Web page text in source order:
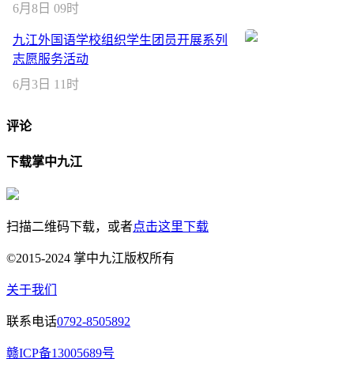
6月8日 09时
九江外国语学校组织学生团员开展系列
志愿服务活动
6月3日 11时
评论
下载掌中九江
扫描二维码下载，或者点击这里下载
©2015-2024 掌中九江版权所有
关于我们
联系电话0792-8505892
赣ICP备13005689号